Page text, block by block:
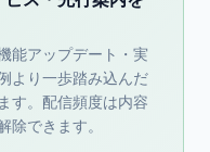
能アップデート・実
より一歩踏み込んだ
す。配信頻度は内容
除できます。